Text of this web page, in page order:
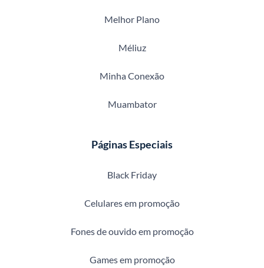
Melhor Plano
Méliuz
Minha Conexão
Muambator
Páginas Especiais
Black Friday
Celulares em promoção
Fones de ouvido em promoção
Games em promoção